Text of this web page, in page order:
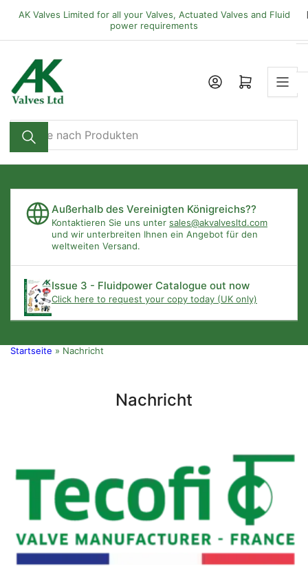
springen
AK Valves Limited for all your Valves, Actuated Valves and Fluid
power requirements
Suche
nach
Produkten
Mini-Warenkorb öffnen
Außerhalb des Vereinigten Königreichs??
Kontaktieren Sie uns unter sales@akvalvesltd.com
und wir unterbreiten Ihnen ein Angebot für den
weltweiten Versand.
Issue 3 - Fluidpower Catalogue out now
Click here to request your copy today (UK only)
Startseite » Nachricht
Nachricht